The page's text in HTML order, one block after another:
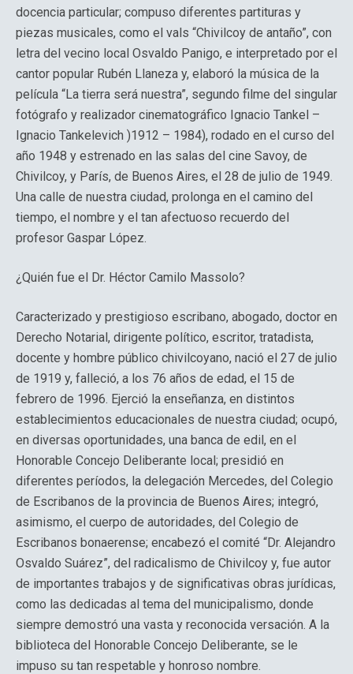
docencia particular; compuso diferentes partituras y
piezas musicales, como el vals “Chivilcoy de antaño”, con
letra del vecino local Osvaldo Panigo, e interpretado por el
cantor popular Rubén Llaneza y, elaboró la música de la
película “La tierra será nuestra”, segundo filme del singular
fotógrafo y realizador cinematográfico Ignacio Tankel –
Ignacio Tankelevich )1912 – 1984), rodado en el curso del
año 1948 y estrenado en las salas del cine Savoy, de
Chivilcoy, y París, de Buenos Aires, el 28 de julio de 1949.
Una calle de nuestra ciudad, prolonga en el camino del
tiempo, el nombre y el tan afectuoso recuerdo del
profesor Gaspar López.
¿Quién fue el Dr. Héctor Camilo Massolo?
Caracterizado y prestigioso escribano, abogado, doctor en
Derecho Notarial, dirigente político, escritor, tratadista,
docente y hombre público chivilcoyano, nació el 27 de julio
de 1919 y, falleció, a los 76 años de edad, el 15 de
febrero de 1996. Ejerció la enseñanza, en distintos
establecimientos educacionales de nuestra ciudad; ocupó,
en diversas oportunidades, una banca de edil, en el
Honorable Concejo Deliberante local; presidió en
diferentes períodos, la delegación Mercedes, del Colegio
de Escribanos de la provincia de Buenos Aires; integró,
asimismo, el cuerpo de autoridades, del Colegio de
Escribanos bonaerense; encabezó el comité “Dr. Alejandro
Osvaldo Suárez”, del radicalismo de Chivilcoy y, fue autor
de importantes trabajos y de significativas obras jurídicas,
como las dedicadas al tema del municipalismo, donde
siempre demostró una vasta y reconocida versación. A la
biblioteca del Honorable Concejo Deliberante, se le
impuso su tan respetable y honroso nombre.